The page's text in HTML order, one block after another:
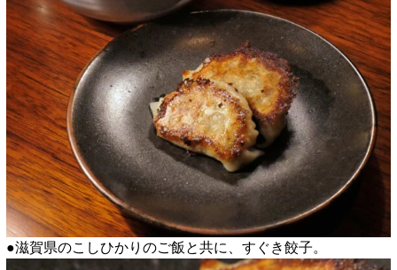
●滋賀県のこしひかりのご飯と共に、すぐき餃子。